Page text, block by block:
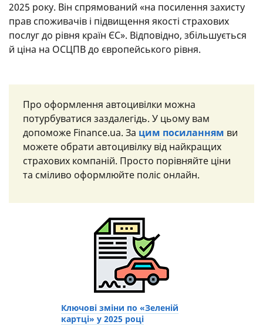
2025 року. Він спрямований «на посилення захисту
прав споживачів і підвищення якості страхових
послуг до рівня країн ЄС». Відповідно, збільшується
й ціна на ОСЦПВ до європейського рівня.
Про оформлення автоцивілки можна
потурбуватися заздалегідь. У цьому вам
допоможе Finance.ua. За цим посиланням ви
можете обрати автоцивілку від найкращих
страхових компаній. Просто порівняйте ціни
та сміливо оформлюйте поліс онлайн.
Ключові зміни по «Зеленій
картці» у 2025 році